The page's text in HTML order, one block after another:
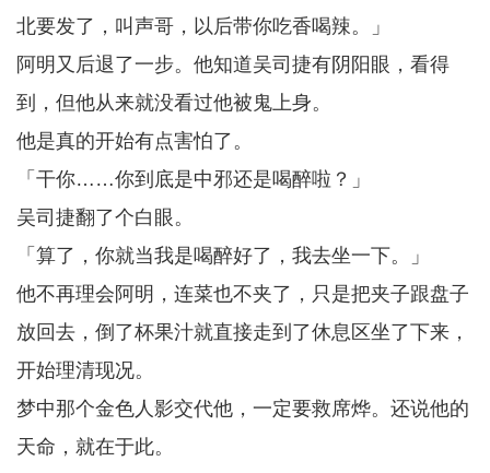
北要发了，叫声哥，以后带你吃香喝辣。」
阿明又后退了一步。他知道吴司捷有阴阳眼，看得
到，但他从来就没看过他被鬼上身。
他是真的开始有点害怕了。
「干你……你到底是中邪还是喝醉啦？」
吴司捷翻了个白眼。
「算了，你就当我是喝醉好了，我去坐一下。」
他不再理会阿明，连菜也不夹了，只是把夹子跟盘子
放回去，倒了杯果汁就直接走到了休息区坐了下来，
开始理清现况。
梦中那个金色人影交代他，一定要救席烨。还说他的
天命，就在于此。